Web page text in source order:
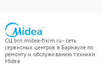
СЦ brn.midea-fixim.ru - сеть
сервисных центров в Барнауле по
ремонту и обслуживанию техники
Midea